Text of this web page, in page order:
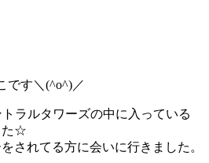
です＼(^o^)／
ラルタワーズの中に入っている
た☆
されてる方に会いに行きました。